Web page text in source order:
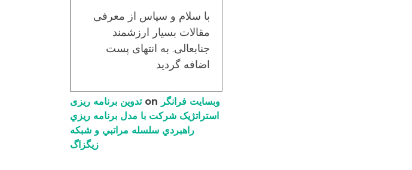
با سلام و سپاس از معرفی
مقالات بسیار ارزشمند
جنابعالی. به انتهای پست
اضافه گردید
وبسایت فرانگر
تدوین برنامه ریزی
استراتژیک شرکت با مدل برنامه ریزي
راهبردي سلسله مراتبي و شبکه
زیگزاگ